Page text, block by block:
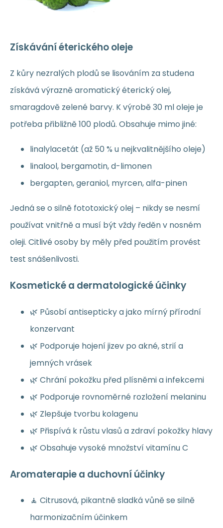
Získávání éterického oleje
Z kůry nezralých plodů se lisováním za studena
získává výrazně aromatický éterický olej,
smaragdově zelené barvy. K výrobě 30 ml oleje je
potřeba přibližně 100 plodů. Obsahuje mimo jiné:
linalylacetát (až 50 % u nejkvalitnějšího oleje)
linalool, bergamotin, d-limonen
bergapten, geraniol, myrcen, alfa-pinen
Jedná se o silně fototoxický olej – nikdy se nesmí
používat vnitřně a musí být vždy ředěn v nosném
oleji. Citlivé osoby by měly před použitím provést
test snášenlivosti.
Kosmetické a dermatologické účinky
🌿 Působí antisepticky a jako mírný přírodní
konzervant
🌿 Podporuje hojení jizev po akné, strií a
jemných vrásek
🌿 Chrání pokožku před plísněmi a infekcemi
🌿 Podporuje rovnoměrné rozložení melaninu
🌿 Zlepšuje tvorbu kolagenu
🌿 Přispívá k růstu vlasů a zdraví pokožky hlavy
🌿 Obsahuje vysoké množství vitamínu C
Aromaterapie a duchovní účinky
🧘 Citrusová, pikantně sladká vůně se silně
harmonizačním účinkem